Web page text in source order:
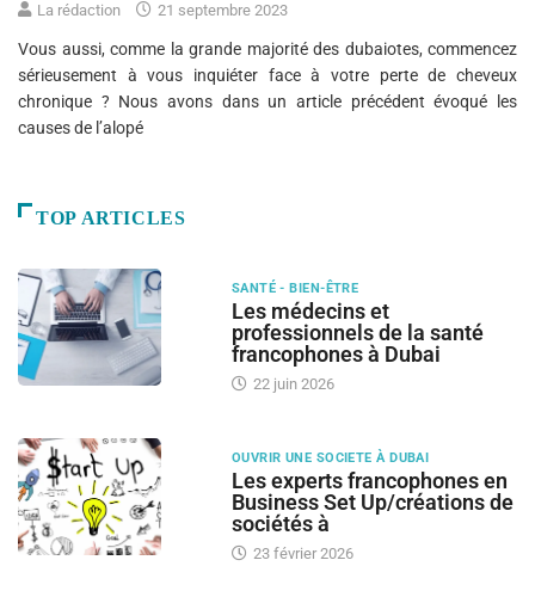
La rédaction 21 septembre 2023
Vous aussi, comme la grande majorité des dubaiotes, commencez
sérieusement à vous inquiéter face à votre perte de cheveux
chronique ? Nous avons dans un article précédent évoqué les
causes de l’alopé
TOP ARTICLES
SANTÉ - BIEN-ÊTRE
Les médecins et
professionnels de la santé
francophones à Dubai
22 juin 2026
OUVRIR UNE SOCIETE À DUBAI
Les experts francophones en
Business Set Up/créations de
sociétés à
23 février 2026